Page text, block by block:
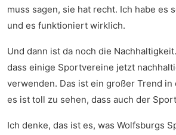
muss sagen, sie hat recht. Ich habe es
und es funktioniert wirklich.
Und dann ist da noch die
dass einige Sportvereine jetzt
verwenden. Das ist ein großer Trend in
es ist toll zu sehen, dass auch der
Ich denke, das ist es, was Wolfsburgs